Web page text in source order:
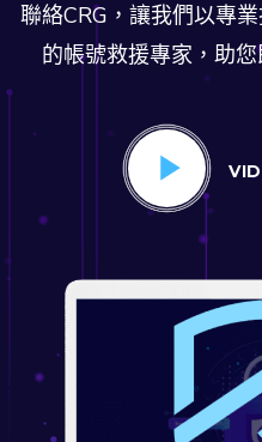
聯絡CRG，讓我們以專
的帳號救援專家，助